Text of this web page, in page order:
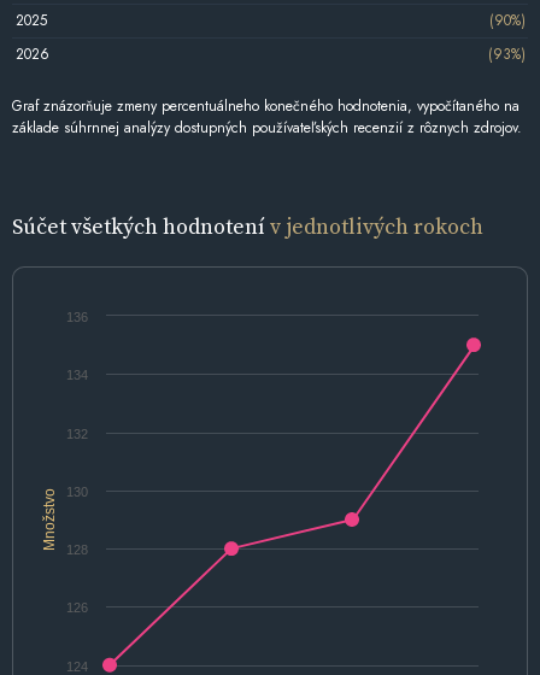
2025
(90%)
2026
(93%)
Graf znázorňuje zmeny percentuálneho konečného hodnotenia, vypočítaného na
základe súhrnnej analýzy dostupných používateľských recenzií z rôznych zdrojov.
Súčet všetkých hodnotenív jednotlivých rokoch
Množstvo
124
126
128
130
132
134
136